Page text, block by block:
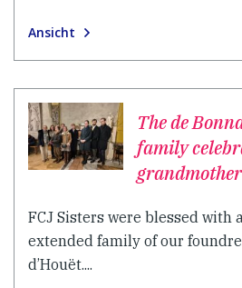
Ansicht
The de
family
grandmother
FCJ Sisters were blessed with
extended family of our
d’Houët....